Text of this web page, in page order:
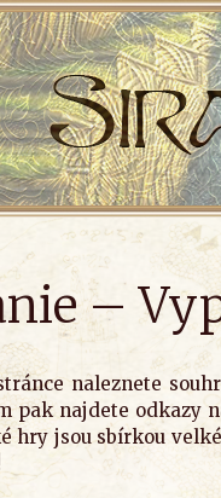
–
naleznete
pak najdete odkazy
hry jsou sbírkou